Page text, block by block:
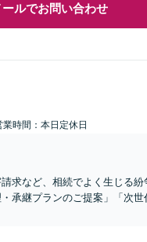
ールでお問い合わせ
業時間：本日定休日
求など、相続でよく生じる紛
承継プランのご提案」「次世